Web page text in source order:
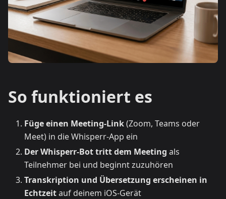
So funktioniert es
Füge einen Meeting-Link(Zoom, Teams oder
Meet) in die Whisperr-App ein
Der Whisperr-Bot tritt dem Meeting als
Teilnehmer bei und beginnt zuzuhören
Transkription und Übersetzung erscheinen in
Echtzeitauf deinem iOS-Gerät